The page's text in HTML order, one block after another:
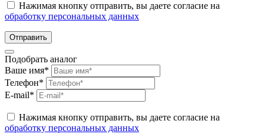
Нажимая кнопку отправить, вы даете согласие на
обработку персональных данных
Отправить
Подобрать аналог
Ваше имя*
Телефон*
E-mail*
Нажимая кнопку отправить, вы даете согласие на
обработку персональных данных